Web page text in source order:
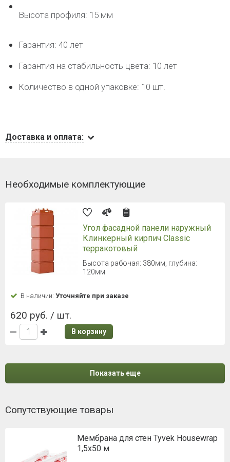
Высота профиля: 15 мм
Гарантия: 40 лет
Гарантия на стабильность цвета: 10 лет
Количество в одной упаковке: 10 шт.
Доставка и оплата:
Необходимые комплектующие
Угол фасадной панели наружный
Клинкерный кирпич Classic
терракотовый
Высота рабочая: 380мм, глубина:
120мм
В наличии: Уточняйте при заказе
620 руб. / шт.
В корзину
Показать еще
Сопутствующие товары
Мембрана для стен Tyvek Housewrap
1,5х50 м